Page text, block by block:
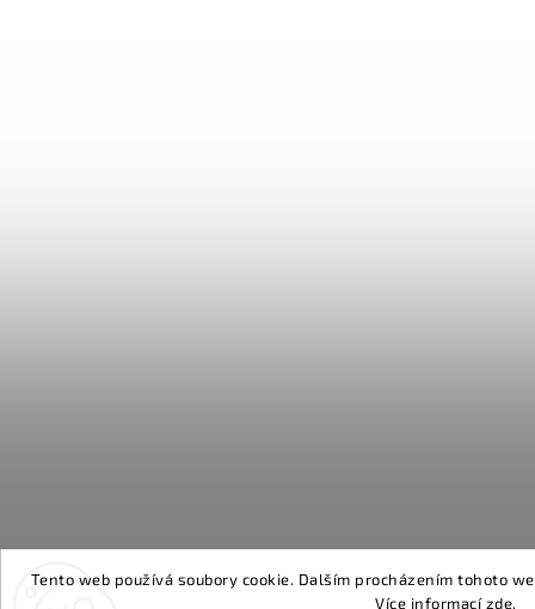
Tento web používá soubory cookie. Dalším procházením tohoto
Více informacízde.